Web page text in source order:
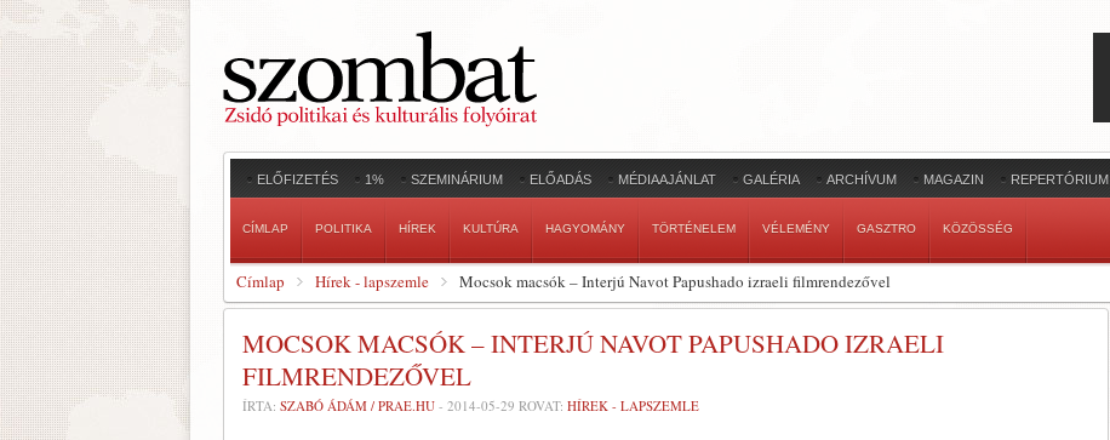
ELŐFIZETÉS 1% SZEMINÁRIUM ELŐADÁS MÉDIAAJÁNLAT GALÉRIA ARCHÍVUM MAGAZIN REPERTÓRIUM
CÍMLAP POLITIKA HÍREK KULTÚRA HAGYOMÁNY TÖRTÉNELEM VÉLEMÉNY GASZTRO KÖZÖSSÉG
Címlap Hírek - lapszemle Mocsok macsók – Interjú Navot Papushado izraeli filmrendezővel
MOCSOK MACSÓK – INTERJÚ NAVOT PAPUSHADO IZRAELI
FILMRENDEZŐVEL
ÍRTA: SZABÓ ÁDÁM / PRAE.HU - 2014-05-29 ROVAT: HÍREK - LAPSZEMLE